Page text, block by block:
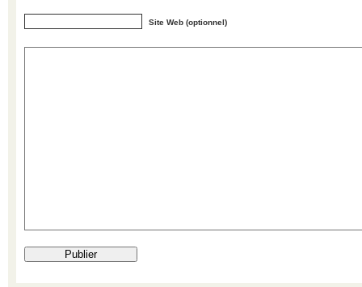
Site Web (optionnel)